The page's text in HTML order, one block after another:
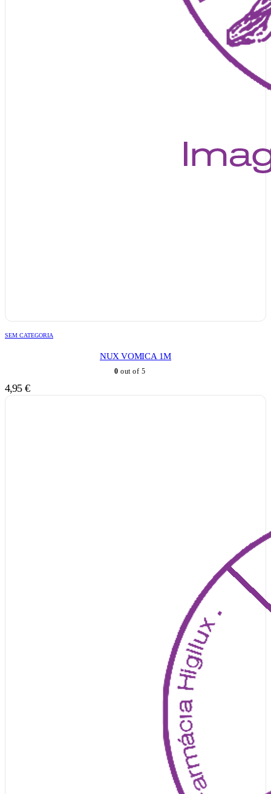
SEM CATEGORIA
NUX VOMICA 1M
0 out of 5
4,95 €